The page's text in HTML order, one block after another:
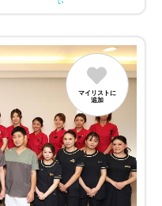
い
マイリストに
追加